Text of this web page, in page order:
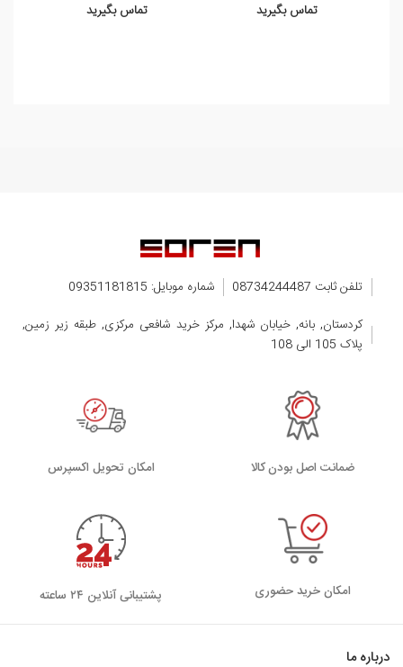
تماس بگیرید تماس بگیرید
تلفن ثابت 08734244487
شماره موبایل: 09351181815
کردستان, بانه, خیابان شهدا, مرکز خرید شافعی مرکزی, طبقه زیر زمین,
پلاک 105 الی 108
ضمانت اصل بودن کالا اﻣﮑﺎن ﺗﺤﻮﯾﻞ اﮐﺴﭙﺮس
امکان خرید حضوری پشتیبانی آنلاین ۲۴ ساعته
درباره ما